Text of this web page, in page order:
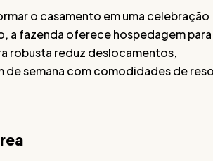
o casamento em uma celebração
a fazenda oferece hospedagem para
robusta reduz deslocamentos,
de semana com comodidades de